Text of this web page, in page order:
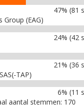
47% (81
Group (EAG)
24% (42
21% (36
TAP)
6% (11
aantal stemmen: 170